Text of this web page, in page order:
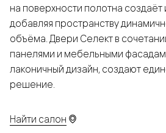
на поверхности полотна создаёт
добавляя пространству
объёма. Двери Селект в
панелями и мебельными
лаконичный дизайн, создают
решение.
Найти салон